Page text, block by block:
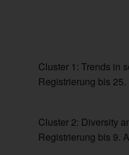
Cluster 1: Trends in
Registrierung bis 25.
Cluster 2: Diversity
Registrierung bis 9.